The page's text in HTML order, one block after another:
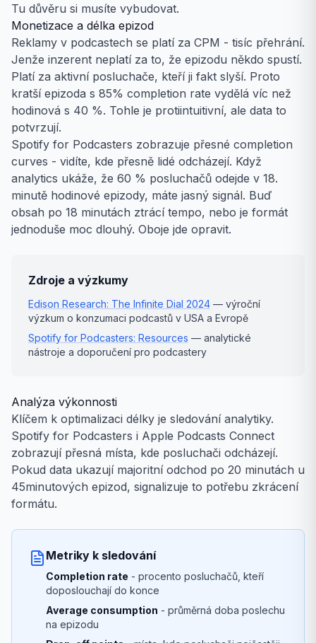
Tu důvěru si musíte vybudovat.
Monetizace a délka epizod
Reklamy v podcastech se platí za CPM - tisíc přehrání.
Jenže inzerent neplatí za to, že epizodu někdo spustí.
Platí za aktivní posluchače, kteří ji fakt slyší. Proto
kratší epizoda s 85% completion rate vydělá víc než
hodinová s 40 %. Tohle je protiintuitivní, ale data to
potvrzují.
Spotify for Podcasters zobrazuje přesné completion
curves - vidíte, kde přesně lidé odcházejí. Když
analytics ukáže, že 60 % posluchačů odejde v 18.
minutě hodinové epizody, máte jasný signál. Buď
obsah po 18 minutách ztrácí tempo, nebo je formát
jednoduše moc dlouhý. Oboje jde opravit.
Zdroje a výzkumy
Edison Research: The Infinite Dial 2024 — výroční
výzkum o konzumaci podcastů v USA a Evropě
Spotify for Podcasters: Resources — analytické
nástroje a doporučení pro podcastery
Analýza výkonnosti
Klíčem k optimalizaci délky je sledování analytiky.
Spotify for Podcasters i Apple Podcasts Connect
zobrazují přesná místa, kde posluchači odcházejí.
Pokud data ukazují majoritní odchod po 20 minutách u
45minutových epizod, signalizuje to potřebu zkrácení
formátu.
Metriky k sledování
Completion rate - procento posluchačů, kteří
doposlouchají do konce
Average consumption - průměrná doba poslechu
na epizodu